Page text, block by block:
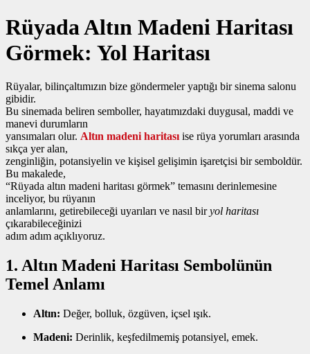
Rüyada Altın Madeni Haritası
Görmek: Yol Haritası
Rüyalar, bilinçaltımızın bize göndermeler yaptığı bir sinema salonu
gibidir.
Bu sinemada beliren semboller, hayatımızdaki duygusal, maddi ve
manevi durumların
yansımaları olur. Altın madeni haritası ise rüya yorumları arasında
sıkça yer alan,
zenginliğin, potansiyelin ve kişisel gelişimin işaretçisi bir semboldür.
Bu makalede,
“Rüyada altın madeni haritası görmek” temasını derinlemesine
inceliyor, bu rüyanın
anlamlarını, getirebileceği uyarıları ve nasıl biryol haritası
çıkarabileceğinizi
adım adım açıklıyoruz.
1. Altın Madeni Haritası Sembolünün
Temel Anlamı
Altın: Değer, bolluk, özgüven, içsel ışık.
Madeni: Derinlik, keşfedilmemiş potansiyel, emek.